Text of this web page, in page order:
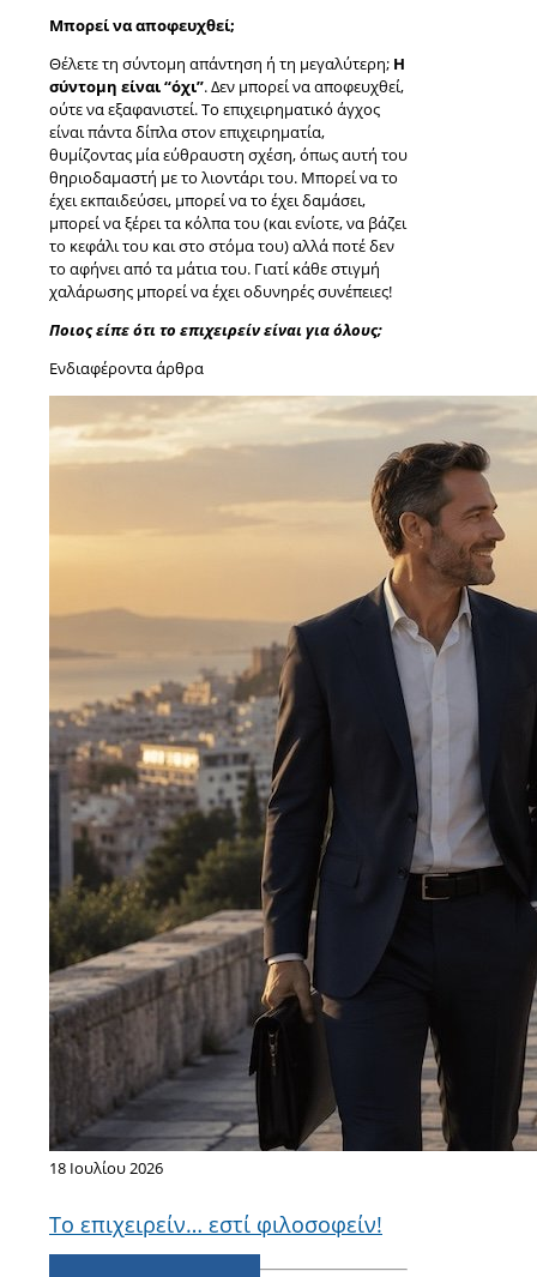
Μπορεί να αποφευχθεί;
Θέλετε τη σύντομη απάντηση ή τη μεγαλύτερη; Η
σύντομη είναι “όχι”. Δεν μπορεί να αποφευχθεί,
ούτε να εξαφανιστεί. Το επιχειρηματικό άγχος
είναι πάντα δίπλα στον επιχειρηματία,
θυμίζοντας μία εύθραυστη σχέση, όπως αυτή του
θηριοδαμαστή με το λιοντάρι του. Μπορεί να το
έχει εκπαιδεύσει, μπορεί να το έχει δαμάσει,
μπορεί να ξέρει τα κόλπα του (και ενίοτε, να βάζει
το κεφάλι του και στο στόμα του) αλλά ποτέ δεν
το αφήνει από τα μάτια του. Γιατί κάθε στιγμή
χαλάρωσης μπορεί να έχει οδυνηρές συνέπειες!
Ποιος είπε ότι το επιχειρείν είναι για όλους;
Ενδιαφέροντα άρθρα
18 Ιουλίου 2026
Το επιχειρείν… εστί φιλοσοφείν!